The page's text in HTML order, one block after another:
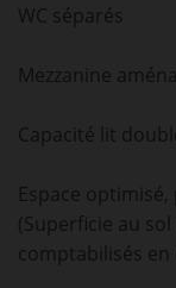
WC séparés
Mezzanine
Capacité lit
Espace
(Superficie au sol
comptabilisés en